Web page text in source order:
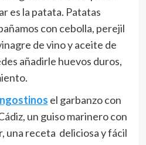
es la patata. Patatas
con cebolla, perejil
de vino y aceite de
añadirle huevos duros,
el garbanzo con
un guiso marinero con
una receta deliciosa y fácil